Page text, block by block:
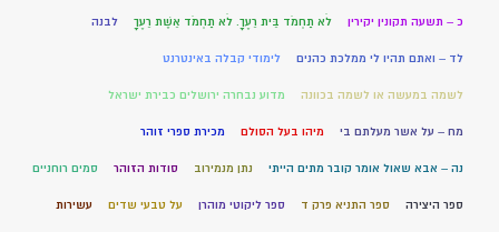
כ – תשעה תקונין יקירין לֹא תַחְמֹד בֵּית רֵעֶךָ. לֹא תַחְמֹד אֵשֶׁת רֵעֶךָ לבנה
לד – ואתם תהיו לי ממלכת כהנים לימודי קבלה באינטרנט
לשמה במעשה או לשמה בכוונה מדוע נבחרה ירושלים כבירת ישראל
מח – על אשר מעלתם בי מיהו בעל הסולם מכירת ספרי זוהר
נה – אבא שאול אומר קובר מתים הייתי נתן מנמירוב סודות הזוהר סמים רוחניים
ספר היצירה ספר התניא פרק ד ספר ליקוטי מוהרן על טבעי שדים עשירות